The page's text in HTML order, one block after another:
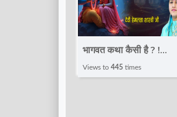
भागवत कथा कैसी है ? !
Pravachan ! Devi
Views to 445 times